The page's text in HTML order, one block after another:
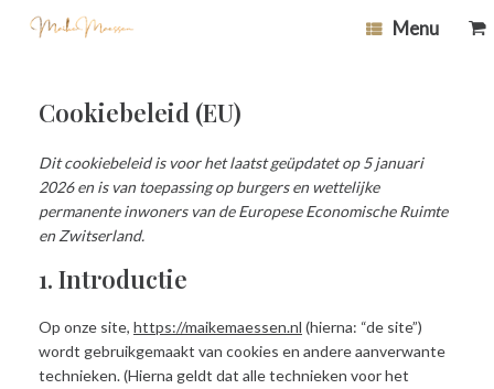
Menu
Cookiebeleid (EU)
Dit cookiebeleid is voor het laatst geüpdatet op 5 januari
2026 en is van toepassing op burgers en wettelijke
permanente inwoners van de Europese Economische Ruimte
en Zwitserland.
1. Introductie
Op onze site, https://maikemaessen.nl (hierna: “de site”)
wordt gebruikgemaakt van cookies en andere aanverwante
technieken. (Hierna geldt dat alle technieken voor het